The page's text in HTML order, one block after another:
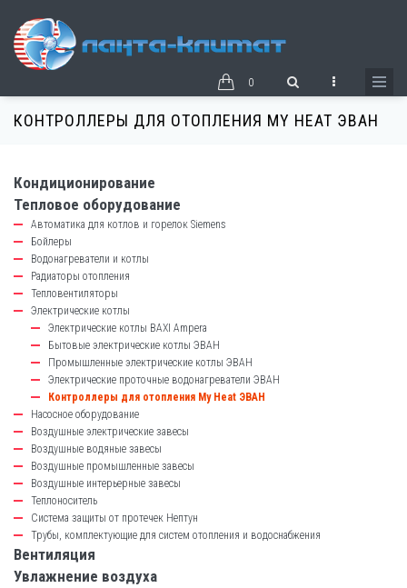
основному
0
КОНТРОЛЛЕРЫ ДЛЯ ОТОПЛЕНИЯ MY HEAT ЭВАН
catalog-
left-
block
Кондиционирование
Тепловое оборудование
Автоматика для котлов и горелок Siemens
Бойлеры
Водонагреватели и котлы
Радиаторы отопления
Тепловентиляторы
Электрические котлы
Электрические котлы BAXI Ampera
Бытовые электрические котлы ЭВАН
Промышленные электрические котлы ЭВАН
Электрические проточные водонагреватели ЭВАН
Контроллеры для отопления My Heat ЭВАН
Насосное оборудование
Воздушные электрические завесы
Воздушные водяные завесы
Воздушные промышленные завесы
Воздушные интерьерные завесы
Теплоноситель
Система защиты от протечек Нептун
Трубы, комплектующие для систем отопления и водоснабжения
Вентиляция
Увлажнение воздуха